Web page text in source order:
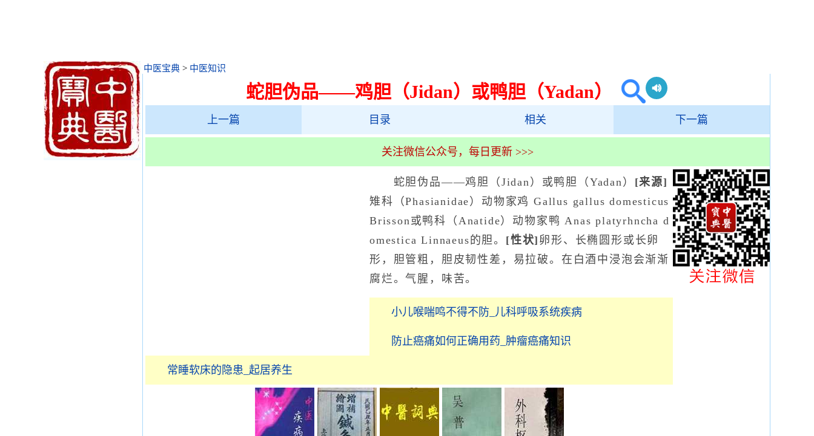
中医宝典 > 中医知识
蛇胆伪品——鸡胆（Jidan）或鸭胆（Yadan）
上一篇 目录 相关 下一篇
关注微信公众号，每日更新 >>>
蛇胆伪品——鸡胆（Jidan）或鸭胆（Yadan） [来源]
雉科（Phasianidae）动物家鸡 Gallus gallus domesticus
Brisson或鸭科（Anatide）动物家鸭 Anas platyrhncha d
omestica Linnaeus的胆。 [性状] 卵形、长椭圆形或长卵
形，胆管粗，胆皮韧性差，易拉破。在白酒中浸泡会渐渐
腐烂。气腥，味苦。
小儿喉喘鸣不得不防_儿科呼吸系统疾病
防止癌痛如何正确用药_肿瘤癌痛知识
常睡软床的隐患_起居养生